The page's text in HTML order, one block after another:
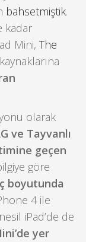
bahsetmiştik.
kadar
Mini, The
olarak
ve Tayvanlı
geçen
göre
boyutunda
4 ile
iPad’de de
yer